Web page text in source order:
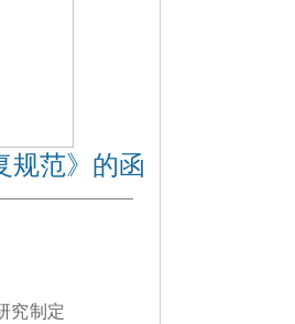
规范》的函
究制定